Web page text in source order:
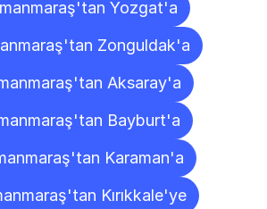
Yozgat'a
Zonguldak'a
Aksaray'a
Bayburt'a
Karaman'a
Kırıkkale'ye